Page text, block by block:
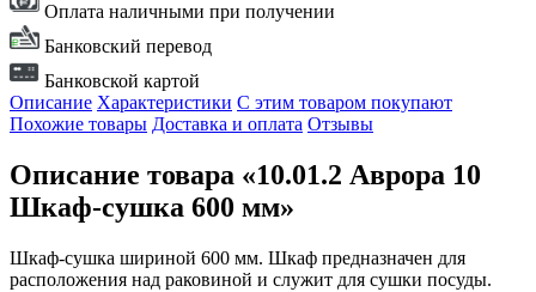
Оплата наличными при получении
Банковский перевод
Банковской картой
Описание Характеристики С этим товаром покупают
Похожие товары Доставка и оплата Отзывы
Описание товара «10.01.2 Аврора 10
Шкаф-сушка 600 мм»
Шкаф-сушка шириной 600 мм. Шкаф предназначен для
расположения над раковиной и служит для сушки посуды.